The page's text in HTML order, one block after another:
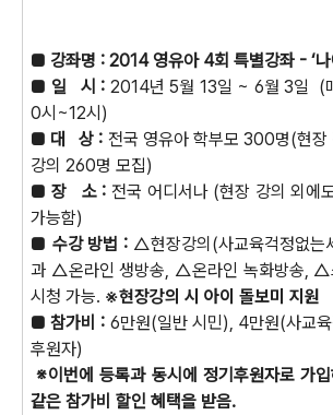
■ 강좌명 : 2014 영유아 4회 특별강좌 - ‘나
■ 일 시 : 2014년 5월 13일 ~ 6월 3일 (
0시~12시)
■ 대 상 : 전국 영유아 학부모 300명(현장
강의 260명 모집)
■ 장 소 : 전국 어디서나 (현장 강의 외에
가능함)
■ 수강 방법 : △현장강의(사교육걱정없는
과 △온라인 생방송, △온라인 녹화방송, △
시청 가능. ※현장강의 시 아이 돌보미 지원
■ 참가비 : 6만원(일반 시민), 4만원(사교육
후원자)
※이번에 등록과 동시에 정기후원자로 가
같은 참가비 할인 혜택을 받음.